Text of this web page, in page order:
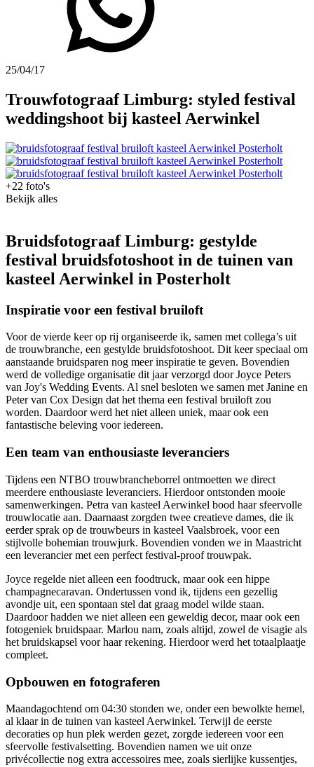
25/04/17
Trouwfotograaf Limburg: styled festival
weddingshoot bij kasteel Aerwinkel
+22 foto's
Bekijk alles
Bruidsfotograaf Limburg: gestylde
festival bruidsfotoshoot in de tuinen van
kasteel Aerwinkel in Posterholt
Inspiratie voor een festival bruiloft
Voor de vierde keer op rij organiseerde ik, samen met collega’s uit
de trouwbranche, een gestylde bruidsfotoshoot. Dit keer speciaal om
aanstaande bruidsparen nog meer inspiratie te geven. Bovendien
werd de volledige organisatie dit jaar verzorgd door Joyce Peters
van Joy's Wedding Events. Al snel besloten we samen met Janine en
Peter van Cox Design dat het thema een festival bruiloft zou
worden. Daardoor werd het niet alleen uniek, maar ook een
fantastische beleving voor iedereen.
Een team van enthousiaste leveranciers
Tijdens een NTBO trouwbrancheborrel ontmoetten we direct
meerdere enthousiaste leveranciers. Hierdoor ontstonden mooie
samenwerkingen. Petra van kasteel Aerwinkel bood haar sfeervolle
trouwlocatie aan. Daarnaast zorgden twee creatieve dames, die ik
eerder sprak op de trouwbeurs in kasteel Vaalsbroek, voor een
stijlvolle bohemian trouwjurk. Bovendien vonden we in Maastricht
een leverancier met een perfect festival-proof trouwpak.
Joyce regelde niet alleen een foodtruck, maar ook een hippe
champagnecaravan. Ondertussen vond ik, tijdens een gezellig
avondje uit, een spontaan stel dat graag model wilde staan.
Daardoor hadden we niet alleen een geweldig decor, maar ook een
fotogeniek bruidspaar. Marlou nam, zoals altijd, zowel de visagie als
het bruidskapsel voor haar rekening. Hierdoor werd het totaalplaatje
compleet.
Opbouwen en fotograferen
Maandagochtend om 04:30 stonden we, onder een bewolkte hemel,
al klaar in de tuinen van kasteel Aerwinkel. Terwijl de eerste
decoraties op hun plek werden gezet, zorgde iedereen voor een
sfeervolle festivalsetting. Bovendien namen we uit onze
privécollectie nog extra accessoires mee, zoals sierlijke kussentjes,